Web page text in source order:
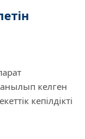
келген
кепілдікті